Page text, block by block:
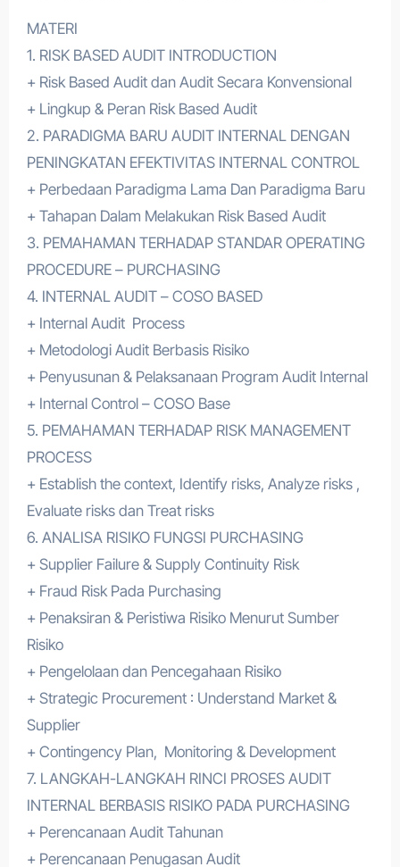
MATERI
1. RISK BASED AUDIT INTRODUCTION
+ Risk Based Audit dan Audit Secara Konvensional
+ Lingkup & Peran Risk Based Audit
2. PARADIGMA BARU AUDIT INTERNAL DENGAN
PENINGKATAN EFEKTIVITAS INTERNAL CONTROL
+ Perbedaan Paradigma Lama Dan Paradigma Baru
+ Tahapan Dalam Melakukan Risk Based Audit
3. PEMAHAMAN TERHADAP STANDAR OPERATING
PROCEDURE – PURCHASING
4. INTERNAL AUDIT – COSO BASED
+ Internal Audit Process
+ Metodologi Audit Berbasis Risiko
+ Penyusunan & Pelaksanaan Program Audit Internal
+ Internal Control – COSO Base
5. PEMAHAMAN TERHADAP RISK MANAGEMENT
PROCESS
+ Establish the context, Identify risks, Analyze risks ,
Evaluate risks dan Treat risks
6. ANALISA RISIKO FUNGSI PURCHASING
+ Supplier Failure & Supply Continuity Risk
+ Fraud Risk Pada Purchasing
+ Penaksiran & Peristiwa Risiko Menurut Sumber
Risiko
+ Pengelolaan dan Pencegahaan Risiko
+ Strategic Procurement : Understand Market &
Supplier
+ Contingency Plan, Monitoring & Development
7. LANGKAH-LANGKAH RINCI PROSES AUDIT
INTERNAL BERBASIS RISIKO PADA PURCHASING
+ Perencanaan Audit Tahunan
+ Perencanaan Penugasan Audit